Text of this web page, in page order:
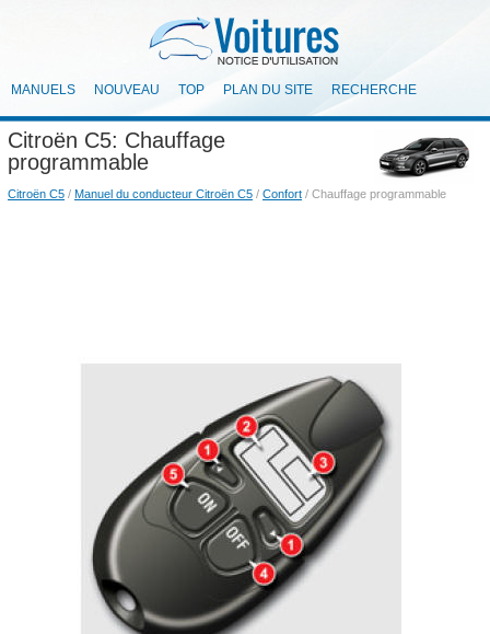
MANUELS NOUVEAU TOP PLAN DU SITE RECHERCHE
Citroën C5: Chauffage
programmable
Citroën C5 / Manuel du conducteur Citroën C5 / Confort / Chauffage programmable